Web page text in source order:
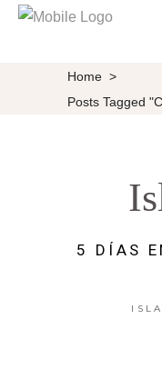
Home >
Posts Tagged
5 DÍAS